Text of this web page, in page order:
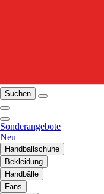
Suchen
Sonderangebote
Neu
Handballschuhe
Bekleidung
Handbälle
Fans